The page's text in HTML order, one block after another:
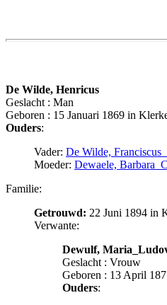
De Wilde, Henricus
Geslacht : Man
Geboren : 15 Januari 1869 in
Ouders:
Vader: De Wilde,
Moeder: Dewaele,
Familie:
Getrouwd: 22 Juni 1894 in
Verwante:
Dewulf,
Geslacht : Vrouw
Geboren : 13 April
Ouders: